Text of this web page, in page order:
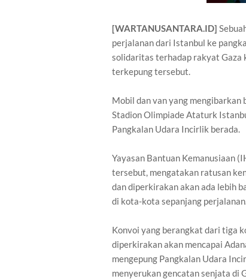
[WARTANUSANTARA.ID]
perjalanan dari Istanbul ke
solidaritas terhadap rakyat Gaza
terkepung tersebut.
Mobil dan van yang mengibarkan
Stadion Olimpiade Ataturk
Pangkalan Udara Incirlik berada.
Yayasan Bantuan Kemanusiaan
tersebut, mengatakan ratusan
dan diperkirakan akan ada lebih
di kota-kota sepanjang
Konvoi yang berangkat dari tiga
diperkirakan akan mencapai
mengepung Pangkalan Udara
menyerukan gencatan senjata di